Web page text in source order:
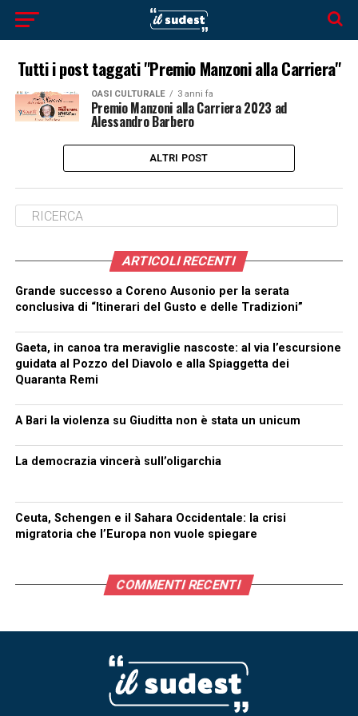
Tutti i post taggati "Premio Manzoni alla Carriera"
OASI CULTURALE 3 anni fa
Premio Manzoni alla Carriera 2023 ad
Alessandro Barbero
ALTRI POST
ARTICOLI RECENTI
Grande successo a Coreno Ausonio per la serata
conclusiva di “Itinerari del Gusto e delle Tradizioni”
Gaeta, in canoa tra meraviglie nascoste: al via l’escursione
guidata al Pozzo del Diavolo e alla Spiaggetta dei
Quaranta Remi
A Bari la violenza su Giuditta non è stata un unicum
La democrazia vincerà sull’oligarchia
Ceuta, Schengen e il Sahara Occidentale: la crisi
migratoria che l’Europa non vuole spiegare
COMMENTI RECENTI